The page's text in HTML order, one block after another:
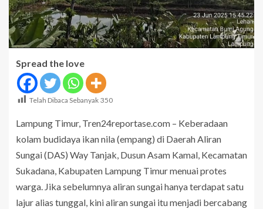
Spread the love
Telah Dibaca Sebanyak 350
Lampung Timur, Tren24reportase.com – Keberadaan
kolam budidaya ikan nila (empang) di Daerah Aliran
Sungai (DAS) Way Tanjak, Dusun Asam Kamal, Kecamatan
Sukadana, Kabupaten Lampung Timur menuai protes
warga. Jika sebelumnya aliran sungai hanya terdapat satu
lajur alias tunggal, kini aliran sungai itu menjadi bercabang